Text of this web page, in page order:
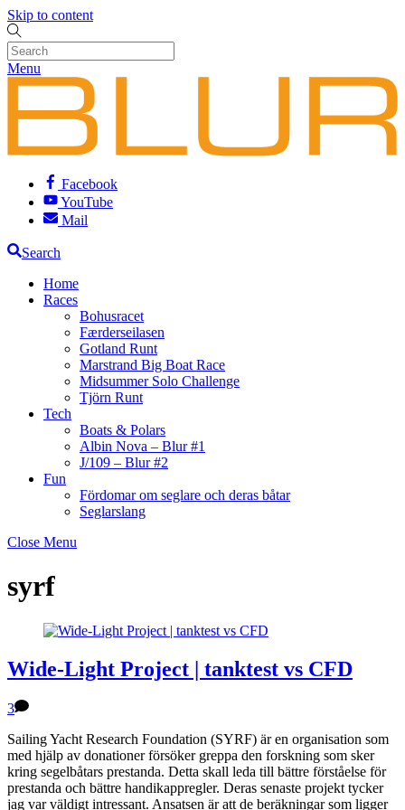
Skip to content
Menu
Facebook
YouTube
Mail
Search
Home
Races
Bohusracet
Færderseilasen
Gotland Runt
Marstrand Big Boat Race
Midsummer Solo Challenge
Tjörn Runt
Tech
Boats & Polars
Albin Nova – Blur #1
J/109 – Blur #2
Fun
Fördomar om seglare och deras båtar
Seglarslang
Close Menu
syrf
Wide-Light Project | tanktest vs CFD
3
Sailing Yacht Research Foundation (SYRF) är en organisation som
med hjälp av donationer försöker greppa den forskning som sker
kring segelbåtars prestanda. Detta skall leda till bättre förståelse för
prestanda och bättre handikappregler. Deras senaste projekt tycker
jag var väldigt intressant. Ansatsen är att de beräkningar som ligger